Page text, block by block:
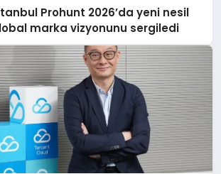
Prohunt 2026’da yeni nesil
marka vizyonunu sergiledi